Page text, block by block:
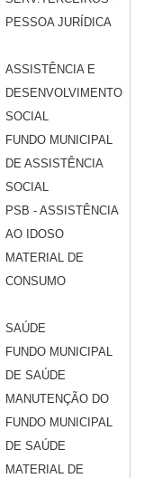
PESSOA JURÍDICA
ASSISTÊNCIA E
DESENVOLVIMENTO
SOCIAL
FUNDO MUNICIPAL
DE ASSISTÊNCIA
SOCIAL
PSB - ASSISTÊNCIA
AO IDOSO
MATERIAL DE
CONSUMO
SAÚDE
FUNDO MUNICIPAL
DE SAÚDE
MANUTENÇÃO DO
FUNDO MUNICIPAL
DE SAÚDE
MATERIAL DE